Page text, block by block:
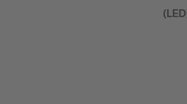
לבן מאט, Version: הטוב ביותר, גוף תאורה: דיודה פולטת אור (LED)